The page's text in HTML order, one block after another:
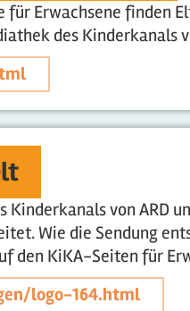
für Erwachsene finden
des Kinderkanals
von ARD
Wie die Sendung
den KiKA-Seiten für
logo-164.html